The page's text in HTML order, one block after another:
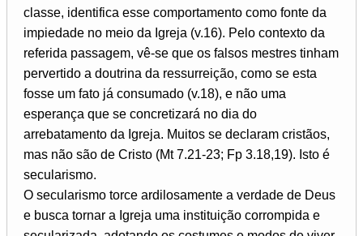
classe, identifica esse comportamento como fonte da
impiedade no meio da Igreja (v.16). Pelo contexto da
referida passagem, vê-se que os falsos mestres tinham
pervertido a doutrina da ressurreição, como se esta
fosse um fato já consumado (v.18), e não uma
esperança que se concretizará no dia do
arrebatamento da Igreja. Muitos se declaram cristãos,
mas não são de Cristo (Mt 7.21-23; Fp 3.18,19). Isto é
secularismo.
O secularismo torce ardilosamente a verdade de Deus
e busca tornar a Igreja uma instituição corrompida e